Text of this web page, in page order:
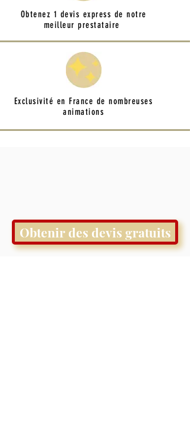
Obtenez 1 devis express de notre
meilleur prestataire
Exclusivité en France de nombreuses
animations
Obtenir des devis gratuits